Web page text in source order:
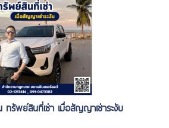
ทรัพย์สินที่เช่า เมื่อสัญญาเช่าระงับ